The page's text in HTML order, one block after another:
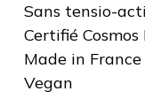
Sans tensio-
Certifié
Made in France
Vegan